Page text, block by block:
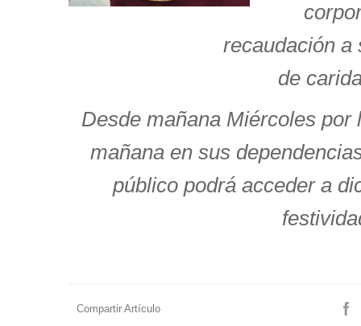
recaudación a
de
Desde mañana Miércoles
mañana ensus
público podrá acceder a
Compartir Artículo